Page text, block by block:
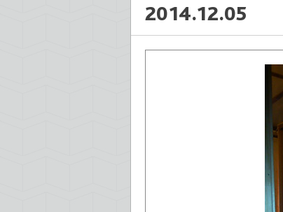
2014.12.05